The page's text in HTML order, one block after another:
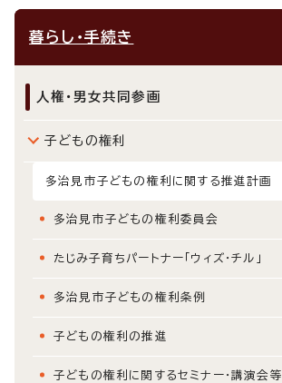
暮らし・手続き
人権・男女共同参画
子どもの権利
多治見市子どもの権利に関する推進計画
多治見市子どもの権利委員会
たじみ子育ちパートナー「ウィズ・チル」
多治見市子どもの権利条例
子どもの権利の推進
子どもの権利に関するセミナー・講演会等